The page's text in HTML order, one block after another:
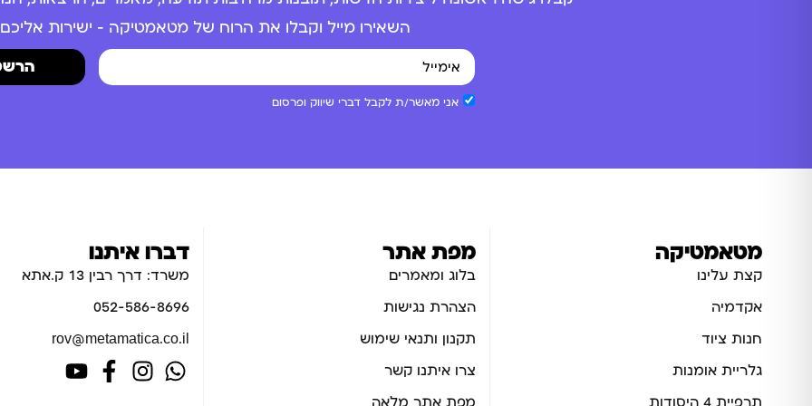
השאירו מייל וקבלו את הרוח של מטאמטיקה – ישירות
אני מאשר/ת לקבל דברי שיווק ופרסום
מטאמטיקה
קצת עלינו
אקדמיה
חנות ציוד
גלריית אומנות
תרפיית 4 היסודות
מפת אתר
בלוג ומאמרים
הצהרת נגישות
תקנון ותנאי שימוש
צרו איתנו קשר
מפת אתר מלאה
דברו איתנו
משרד: דרך רבין 13 ק.אתא
052-586-8696
rov@metamatica.co.il